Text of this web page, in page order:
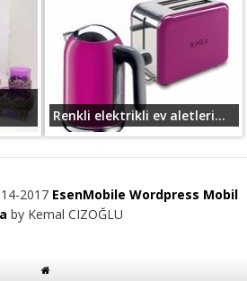
Renkli elektrikli ev aletleri...
2017 EsenMobile Wordpress Mobil
by Kemal CIZOĞLU